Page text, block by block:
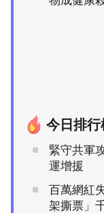
今日排行
緊守共軍
運增援
百萬網紅
架撕票」